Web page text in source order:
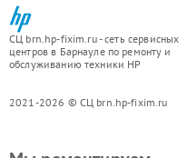
СЦ brn.hp-fixim.ru - сеть сервисных
центров в Барнауле по ремонту и
обслуживанию техники HP
2021-2026 © СЦ brn.hp-fixim.ru